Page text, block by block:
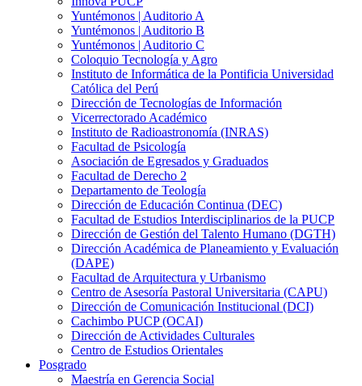
Yuntémonos | Auditorio A
Yuntémonos | Auditorio B
Yuntémonos | Auditorio C
Coloquio Tecnología y Agro
Instituto de Informática de la Pontificia Universidad
Católica del Perú
Dirección de Tecnologías de Información
Vicerrectorado Académico
Instituto de Radioastronomía (INRAS)
Facultad de Psicología
Asociación de Egresados y Graduados
Facultad de Derecho 2
Departamento de Teología
Dirección de Educación Continua (DEC)
Facultad de Estudios Interdisciplinarios de la PUCP
Dirección de Gestión del Talento Humano (DGTH)
Dirección Académica de Planeamiento y Evaluación
(DAPE)
Facultad de Arquitectura y Urbanismo
Centro de Asesoría Pastoral Universitaria (CAPU)
Dirección de Comunicación Institucional (DCI)
Cachimbo PUCP (OCAI)
Dirección de Actividades Culturales
Centro de Estudios Orientales
Posgrado
Maestría en Gerencia Social